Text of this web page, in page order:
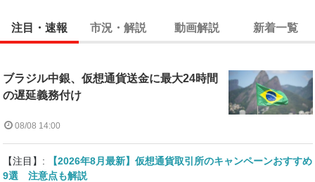
注目・速報 市況・解説 動画解説 新着一覧
ブラジル中銀、仮想通貨送金に最大24時間
の遅延義務付け
08/08 14:00
【注目】:
【2026年8月最新】仮想通貨取引所のキャンペーンおすすめ
9選 注意点も解説